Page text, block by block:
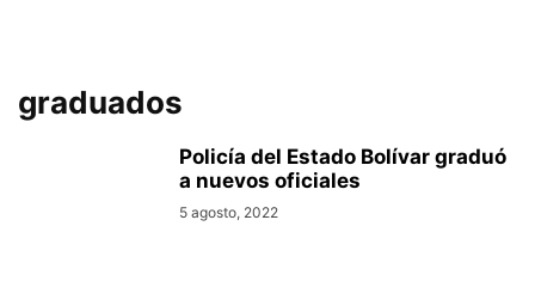
graduados
Policía del Estado Bolívar graduó
a nuevos oficiales
5 agosto, 2022